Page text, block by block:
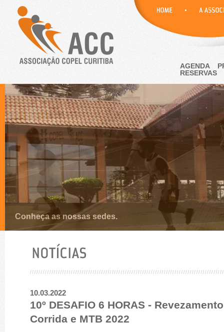
AGENDA
RESERVAS
10.03.2022
10º DESAFIO 6 HORAS -
Corrida e MTB 2022